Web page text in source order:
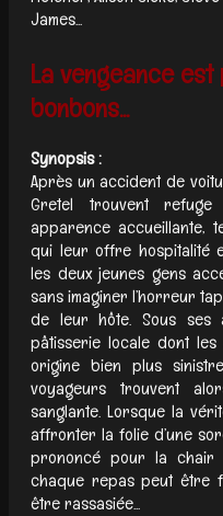
James...
La vengeance
bonbons...
Synopsis :
Après un accident de
Gretel trouvent
apparence accueillante,
qui leur offre hospitalité
les deux jeunes gens
sans imaginer l’horreur
de leur hôte. Sous ses
pâtisserie locale dont
origine bien plus
voyageurs trouvent
sanglante. Lorsque la
affronter la folie d’une
prononcé pour la chair
chaque repas peut être
être rassasiée...